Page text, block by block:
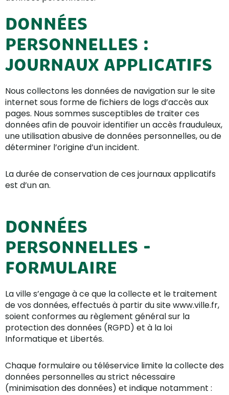
DONNÉES
PERSONNELLES :
JOURNAUX APPLICATIFS
Nous collectons les données de navigation sur le site
internet sous forme de fichiers de logs d’accès aux
pages. Nous sommes susceptibles de traiter ces
données afin de pouvoir identifier un accès frauduleux,
une utilisation abusive de données personnelles, ou de
déterminer l’origine d’un incident.
La durée de conservation de ces journaux applicatifs
est d’un an.
DONNÉES
PERSONNELLES -
FORMULAIRE
La ville s’engage à ce que la collecte et le traitement
de vos données, effectués à partir du site www.ville.fr,
soient conformes au règlement général sur la
protection des données (RGPD) et à la loi
Informatique et Libertés.
Chaque formulaire ou téléservice limite la collecte des
données personnelles au strict nécessaire
(minimisation des données) et indique notamment :